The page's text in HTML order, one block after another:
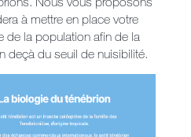
à mettre en place votre
de la population afin de la
deçà du seuil de nuisibilité.